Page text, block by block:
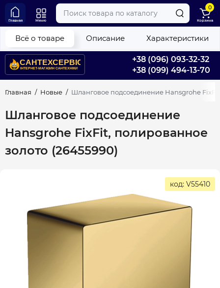
+38 (096) 093-32-32
+38 (099) 494-13-70
Главная Меню
0
Корзина
Главная Новые Шланговое подсоединение Hansgrohe
Шланговое подсоединение
Hansgrohe FixFit, полированное
золото (26455990)
Всё о товаре Описание Характеристики
код: V55410